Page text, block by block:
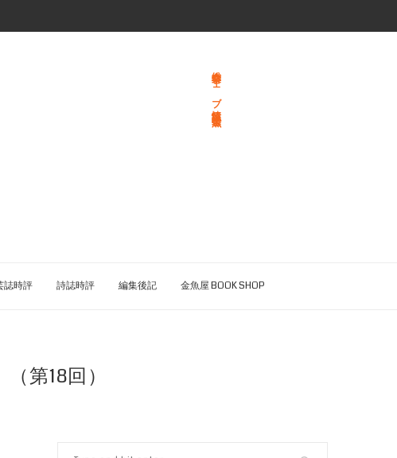
総合文学ウェブ情報誌 文学金魚
誌時評 詩誌時評 編集後記 金魚屋 BOOK SHOP
第18回）